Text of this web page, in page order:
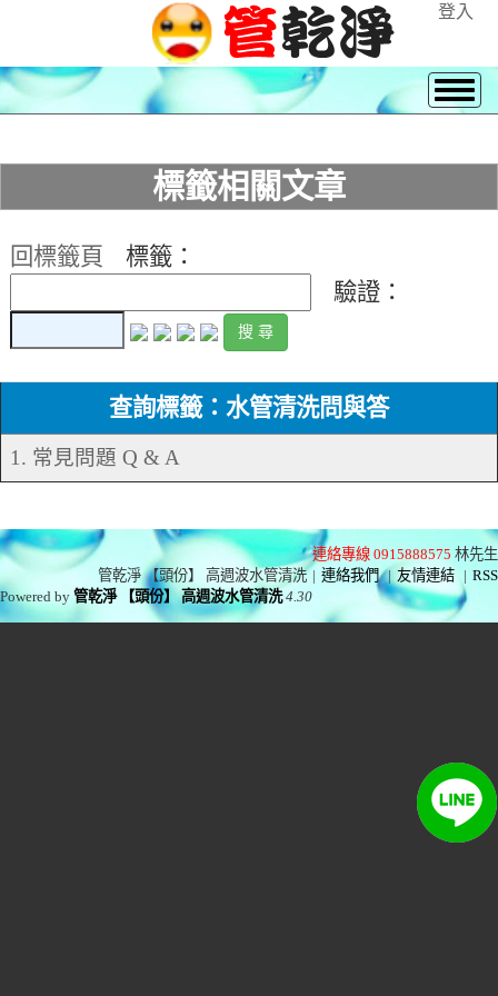
登入
標籤相關文章
回標籤頁
標籤：
驗證：
查詢標籤：水管清洗問與答
1. 常見問題 Q & A
連絡專線 0915888575 林先生
管乾淨 【頭份】 高週波水管清洗 | 連絡我們 | 友情連結 | RSS
Powered by管乾淨 【頭份】 高週波水管清洗 4.30